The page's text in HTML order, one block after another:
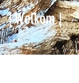
| Welkom |